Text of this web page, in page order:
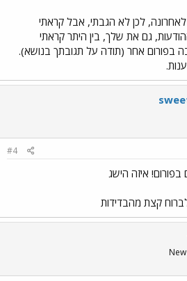
לאחרונה, לכן לא הגבתי, אבל קראתי
גם את שלך, בין היתר קראתי
בפורום אחר (תודה על תגובתך בנושא).
#4
איזה הישג
קצת מהבדידות